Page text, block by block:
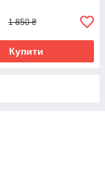
1 850 ₴
Купити